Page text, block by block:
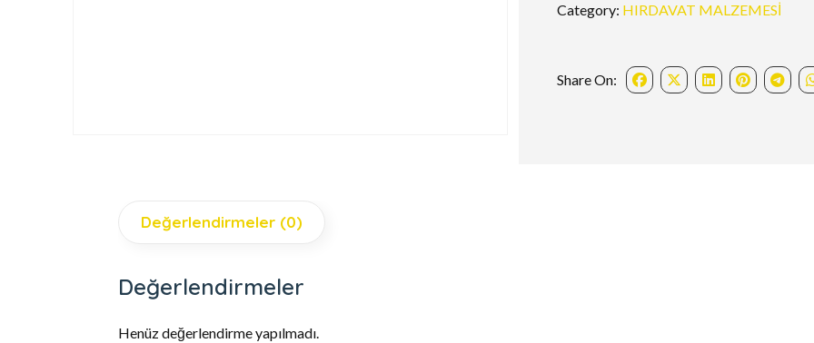
Category: HIRDAVAT MALZEMESİ
Share On:
Değerlendirmeler (0)
Değerlendirmeler
Henüz değerlendirme yapılmadı.